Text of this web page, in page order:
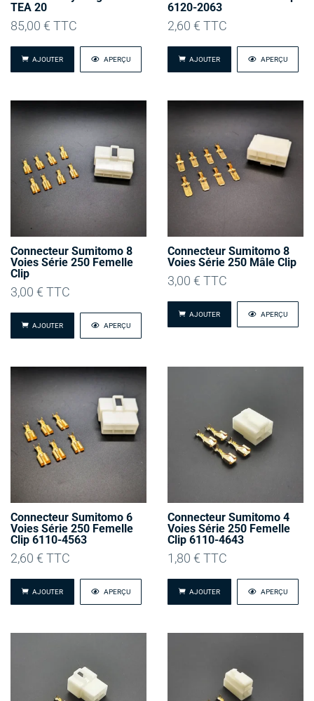
TEA 20
85,00 € TTC
AJOUTER APERÇU
6120-2063
2,60 € TTC
AJOUTER APERÇU
Connecteur Sumitomo 8
Voies Série 250 Femelle
Clip
3,00 € TTC
AJOUTER APERÇU
Connecteur Sumitomo 8
Voies Série 250 Mâle Clip
3,00 € TTC
AJOUTER APERÇU
Connecteur Sumitomo 6
Voies Série 250 Femelle
Clip 6110-4563
2,60 € TTC
AJOUTER APERÇU
Connecteur Sumitomo 4
Voies Série 250 Femelle
Clip 6110-4643
1,80 € TTC
AJOUTER APERÇU